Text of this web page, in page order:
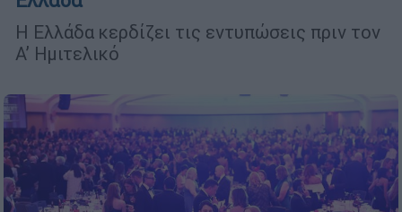
Η Ελλάδα κερδίζει τις εντυπώσεις πριν τον
Α’ Ημιτελικό